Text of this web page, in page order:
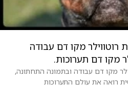
רוטווילר מקו דם עבודה
מקו דם תערוכות.
מקו דם עבודה ובתמונה התחתונה,
רואה את עולם התערוכות